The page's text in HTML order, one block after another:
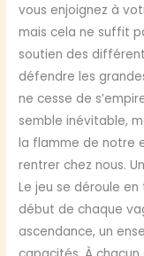
vous enjoignez à
mais cela ne suffit
soutien des
défendre les
ne cesse de
semble inévitable,
la flamme de notre
rentrer chez nous.
Le jeu se déroule
début de chaque
ascendance, un